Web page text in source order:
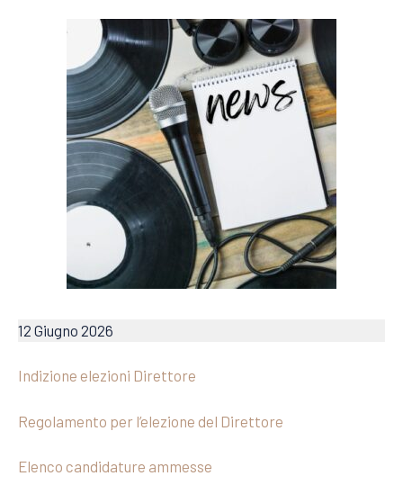
12 Giugno 2026
Indizione elezioni Direttore
Regolamento per l’elezione del Direttore
Elenco candidature ammesse